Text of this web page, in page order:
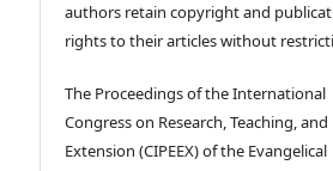
authors retain copyright and
rights to their articles without
The Proceedings of the International
Congress on Research, Teaching, and
Extension (CIPEEX) of the Evangelical